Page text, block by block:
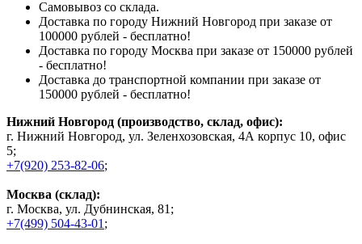
Самовывоз со склада.
Доставка по городу Нижний Новгород при заказе от
100000 рублей - бесплатно!
Доставка по городу Москва при заказе от 150000 рублей
- бесплатно!
Доставка до транспортной компании при заказе от
150000 рублей - бесплатно!
Нижний Новгород (производство, склад, офис):
г. Нижний Новгород, ул. Зеленхозовская, 4А корпус 10, офис
5;
+7(920) 253-82-06;
Москва (склад):
г. Москва, ул. Дубнинская, 81;
+7(499) 504-43-01 ;